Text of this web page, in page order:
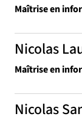
Maîtrise en
Nicolas
Maîtrise en
Nicolas